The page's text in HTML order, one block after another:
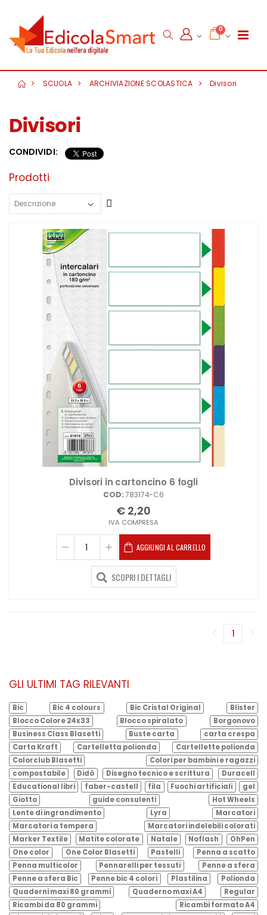
0
SCUOLA ARCHIVIAZIONE SCOLASTICA Divisori
Divisori
CONDIVIDI:
Prodotti
Divisori in cartoncino 6 fogli
COD:783174-C6
€ 2,20
IVA COMPRESA
AGGIUNGI AL CARRELLO
SCOPRI I DETTAGLI
1
GLI ULTIMI TAG RILEVANTI
Bic Bic 4 colours Bic Cristal Original
Blister
Blocco Colore 24x33
Blocco spiralato
Borgonovo
Business Class Blasetti
Buste carta
carta crespa
Carta Kraft
Cartelletta polionda
Cartellette polionda
Colorclub Blasetti
Colori per bambini e ragazzi
compostabile
Didò Disegno tecnico e scrittura
Duracell
Educational libri
faber-castell fila Fuochi artificiali
gel
Giotto
guide consulenti
Hot Wheels
Lente di ingrandimento
Lyra
Marcatori
Marcatori a tempera
Marcatori indelebili colorati
Marker Textile
Matite colorate Natale Noflash
OhPen
One color
One Color Blasetti Pastelli
Penna a scatto
Penna multicolor
Pennarelli per tessuti
Penne a sfera
Penne a sfera Bic
Penne bic 4 colori Plastilina
Polionda
Quaderni maxi 80 grammi
Quaderno maxi A4
Regular
Ricambi da 80 grammi
Ricambi formato A4